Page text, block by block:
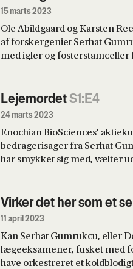
evner.
15 marts 2023
Ole Abildgaard og Karsten
af forskergeniet Serhat
med igler og
tæller både læge og ph.d.-titler,
LejemordetS1:E4
24 marts 2023
Enochian BioSciences'
bedragerisager fra Serhat
har smykket sig med, vælter
Serhat Gumrukcu, geniet bag
og mistænkt for at have
der ville afsløre ham som den
Virker det her som et
11 april 2023
Kan Serhat Gumrukcu, eller
lægeeksamener, fusket med
have orkestreret et